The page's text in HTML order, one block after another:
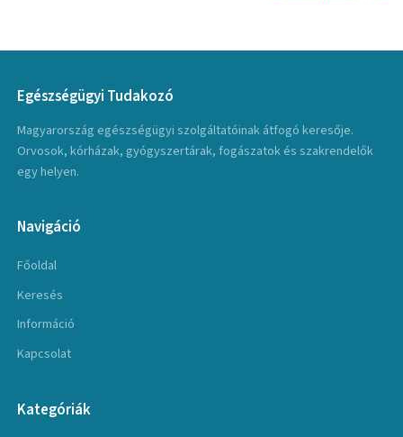
Egészségügyi Tudakozó
Magyarország egészségügyi szolgáltatóinak átfogó keresője.
Orvosok, kórházak, gyógyszertárak, fogászatok és szakrendelők
egy helyen.
Navigáció
Főoldal
Keresés
Információ
Kapcsolat
Kategóriák